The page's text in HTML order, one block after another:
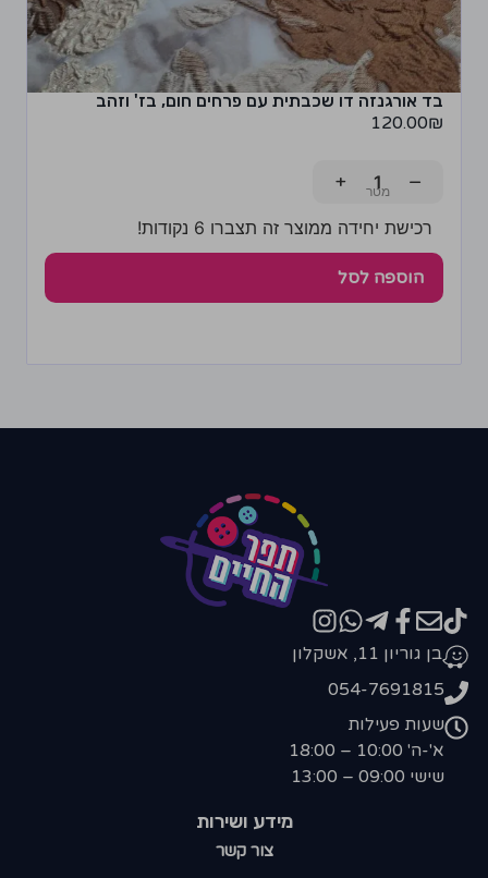
בד אורגנזה דו שכבתית עם פרחים חום, בז' וזהב
120.00₪
−
+
רכישת יחידה ממוצר זה תצברו 6 נקודות!
הוספה לסל
מידע ושירות
צור קשר
בן גוריון 11, אשקלון
054-7691815
שעות פעילות
א'-ה' 10:00 – 18:00
שישי 09:00 – 13:00